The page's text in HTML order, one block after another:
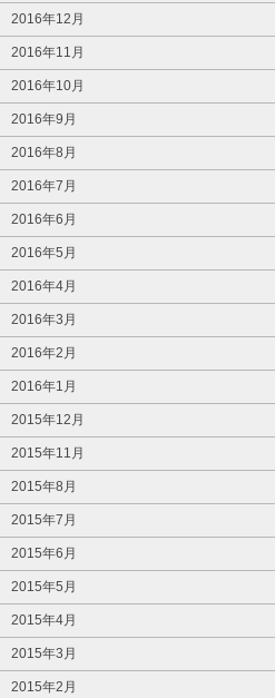
2016年12月
2016年11月
2016年10月
2016年9月
2016年8月
2016年7月
2016年6月
2016年5月
2016年4月
2016年3月
2016年2月
2016年1月
2015年12月
2015年11月
2015年8月
2015年7月
2015年6月
2015年5月
2015年4月
2015年3月
2015年2月